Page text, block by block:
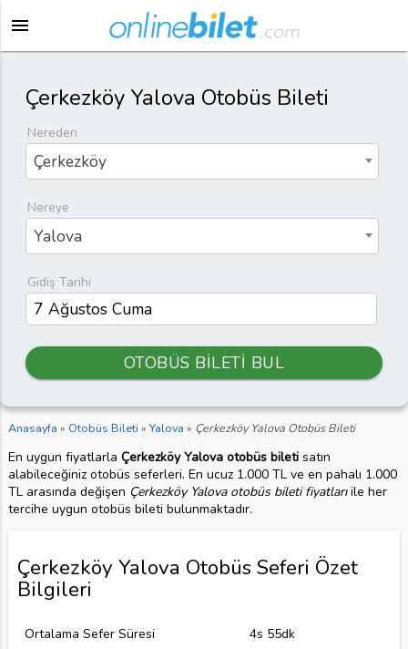
menu
Çerkezköy Yalova Otobüs Bileti
Nereden
Çerkezköy
Nereye
Yalova
Gidiş Tarihi
OTOBÜS BİLETİ BUL
Anasayfa » Otobüs Bileti » Yalova » Çerkezköy Yalova Otobüs Bileti
En uygun fiyatlarla Çerkezköy Yalova otobüs biletisatın
alabileceğiniz otobüs seferleri. En ucuz 1.000 TL ve en pahalı 1.000
TL arasında değişen Çerkezköy Yalova otobüs bileti fiyatlarıile her
tercihe uygun otobüs bileti bulunmaktadır.
Çerkezköy Yalova Otobüs Seferi Özet
Bilgileri
Ortalama Sefer Süresi
4s 55dk